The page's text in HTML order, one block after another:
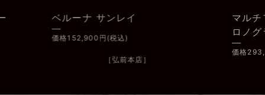
マルチフォート パトリモニー ク
ロノグラフ